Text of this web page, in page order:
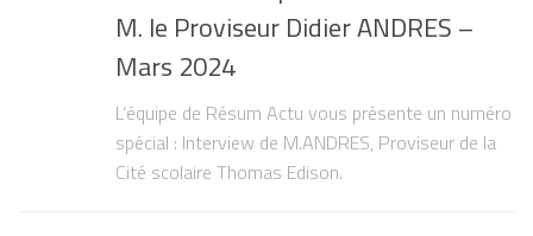
M. le Proviseur Didier ANDRES –
Mars 2024
L’équipe de Résum Actu vous présente un numéro
spécial : Interview de M.ANDRES, Proviseur de la
Cité scolaire Thomas Edison.